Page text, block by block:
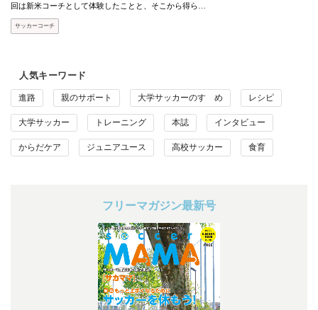
回は新米コーチとして体験したことと、そこから得ら…
サッカーコーチ
人気キーワード
進路 親のサポート 大学サッカーのすゝめ レシピ
大学サッカー トレーニング 本誌 インタビュー
からだケア ジュニアユース 高校サッカー 食育
フリーマガジン最新号